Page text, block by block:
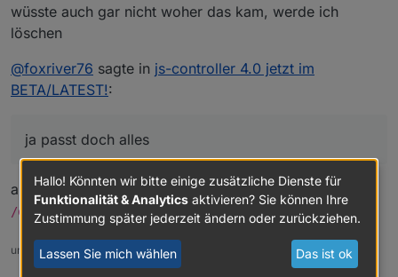
wüsste auch gar nicht woher das kam, werde ich
löschen
@foxriver76 sagte in js-controller 4.0 jetzt im
BETA/LATEST!:
ja passt doch alles
also gibt es kein0_userdata.0im Pfad
/opt/iobroker/iobroker-data/files/
umgestiegen von Proxmox auf Unraid
Hallo! Könnten wir bitte einige zusätzliche Dienste für
Funktionalität & Analytics aktivieren? Sie können Ihre
Zustimmung später jederzeit ändern oder zurückziehen.
Lassen Sie mich wählen Das ist ok